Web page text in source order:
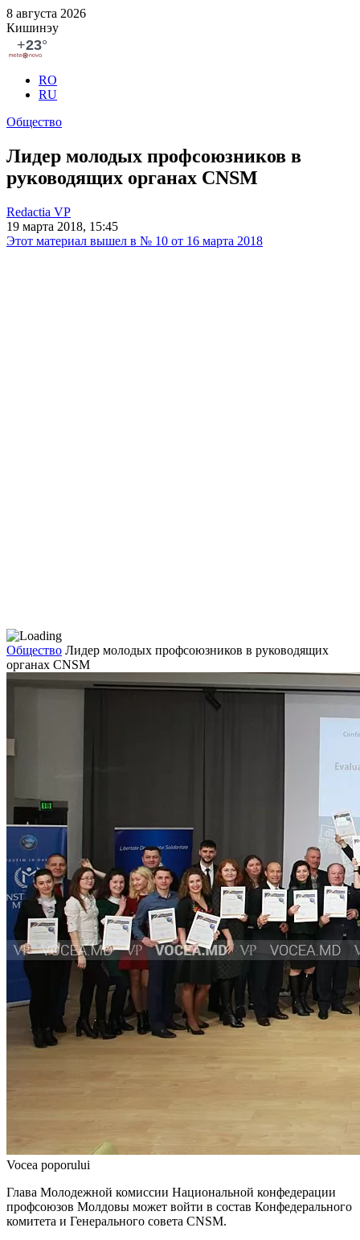
8 августа 2026
Кишинэу
RO
RU
Общество
Лидер молодых профсоюзников в
руководящих органах CNSM
Redactia VP
19 марта 2018, 15:45
Этот материал вышел в № 10 от 16 марта 2018
Общество Лидер молодых профсоюзников в руководящих
органах CNSM
Vocea poporului
Глава Молодежной комиссии Нацио­нальной конфедерации
профсоюзов Молдовы может войти в состав Кон­федерального
комитета и Генерально­го совета CNSM.